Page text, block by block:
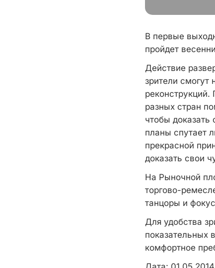
В первые
пройдет
Действие
зрители
разных стран
чтобы
планы спутает
прекрасной
доказать свои
На Рыночной
торгово-
танцоры и
Для удобства
показательных
комфортное